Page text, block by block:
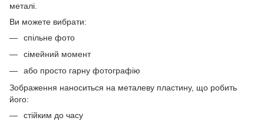
металі.
Ви можете вибрати:
спільне фото
сімейний момент
або просто гарну фотографію
Зображення наноситься на металеву пластину, що робить
його:
стійким до часу